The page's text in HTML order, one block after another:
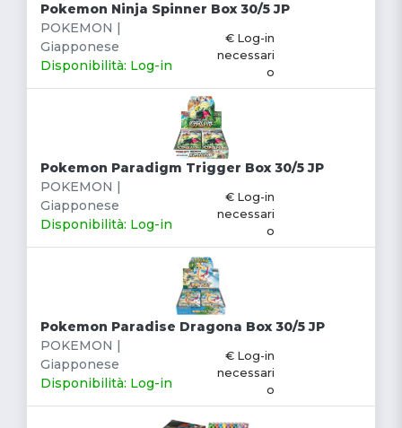
Pokemon Ninja Spinner Box 30/5 JP
POKEMON |
Giapponese
Disponibilità: Log-in
€ Log-in
necessari
o
Pokemon Paradigm Trigger Box 30/5 JP
POKEMON |
Giapponese
Disponibilità: Log-in
€ Log-in
necessari
o
Pokemon Paradise Dragona Box 30/5 JP
POKEMON |
Giapponese
Disponibilità: Log-in
€ Log-in
necessari
o